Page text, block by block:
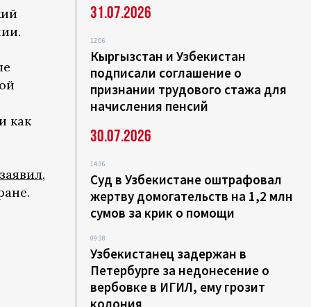
как
заявил,
31.07.2026
12:06
Кыргызстан и Узбекистан
подписали соглашение о
признании трудового стажа для
начисления пенсий
30.07.2026
14:36
Суд в Узбекистане оштрафовал
жертву домогательств на 1,2 млн
сумов за крик о помощи
09:38
Узбекистанец задержан в
Петербурге за недонесение о
вербовке в ИГИЛ, ему грозит
колония